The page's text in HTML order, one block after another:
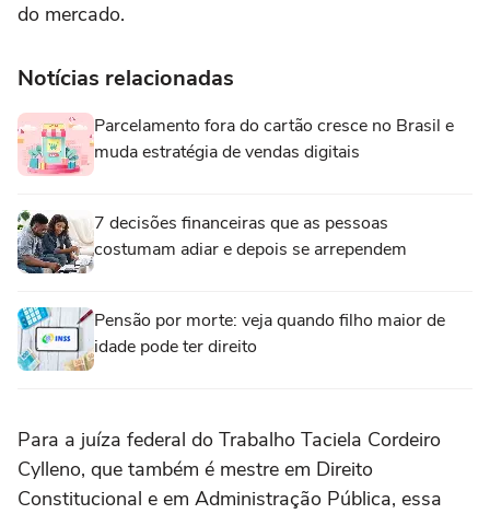
do mercado.
Notícias relacionadas
Parcelamento fora do cartão cresce no Brasil e
muda estratégia de vendas digitais
7 decisões financeiras que as pessoas
costumam adiar e depois se arrependem
Pensão por morte: veja quando filho maior de
idade pode ter direito
Para a juíza federal do Trabalho Taciela Cordeiro
Cylleno, que também é mestre em Direito
Constitucional e em Administração Pública, essa